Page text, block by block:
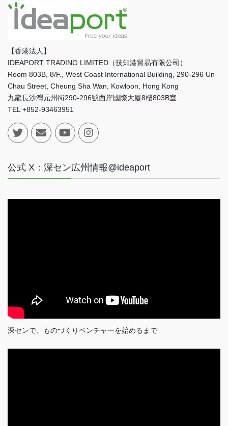
【香港法人】
IDEAPORT TRADING LIMITED（技知港貿易有限公司）
Room 803B, 8/F., West Coast International Building, 290-296 Un
Chau Street, Cheung Sha Wan, Kowloon, Hong Kong
九龍長沙灣元州街290-296號西岸國際大廈8樓803B室
TEL +852-93463951
公式 X：深セン広州情報@ideaport
深センで、ものづくりベンチャーを始めるまで